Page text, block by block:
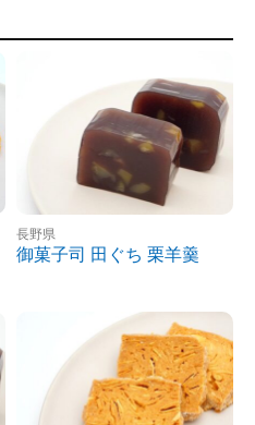
長野県
御菓子司 田ぐち 栗羊羹